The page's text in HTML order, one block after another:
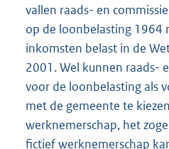
vallen raads- en
op de loonbelasting 1964
inkomsten belast in de
2001. Wel kunnen raads-
voor de loonbelasting als
met de gemeente te
werknemerschap, het
fictief werknemerschap